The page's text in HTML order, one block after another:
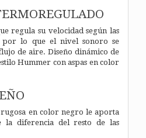
regula su velocidad según las
por lo que el nivel sonoro se
de aire. Diseño dinámico de
Hummer con aspas en color
en color negro le aporta
la diferencia del resto de las